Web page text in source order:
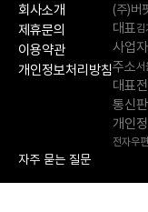
회사소개
제휴문의
이용약관
개인정보처리방침
(주)
대표 김
사업
주소서
대표
통신
개인
전자
자주 묻는 질문